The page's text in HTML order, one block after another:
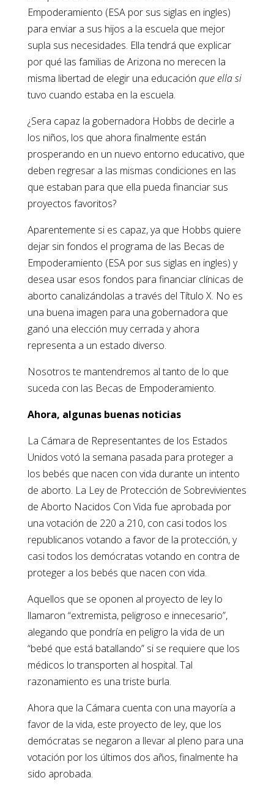
Empoderamiento (ESA por sus siglas en ingles)
para enviar a sus hijos a la escuela que mejor
supla sus necesidades. Ella tendrá que explicar
por qué las familias de Arizona no merecen la
misma libertad de elegir una educación que ella si
tuvo cuando estaba en la escuela.
¿Sera capaz la gobernadora Hobbs de decirle a
los niños, los que ahora finalmente están
prosperando en un nuevo entorno educativo, que
deben regresar a las mismas condiciones en las
que estaban para que ella pueda financiar sus
proyectos favoritos?
Aparentemente si es capaz, ya que Hobbs quiere
dejar sin fondos el programa de las Becas de
Empoderamiento (ESA por sus siglas en ingles) y
desea usar esos fondos para financiar clínicas de
aborto canalizándolas a través del Título X. No es
una buena imagen para una gobernadora que
ganó una elección muy cerrada y ahora
representa a un estado diverso.
Nosotros te mantendremos al tanto de lo que
suceda con las Becas de Empoderamiento.
Ahora, algunas buenas noticias
La Cámara de Representantes de los Estados
Unidos votó la semana pasada para proteger a
los bebés que nacen con vida durante un intento
de aborto. La Ley de Protección de Sobrevivientes
de Aborto Nacidos Con Vida fue aprobada por
una votación de 220 a 210, con casi todos los
republicanos votando a favor de la protección, y
casi todos los demócratas votando en contra de
proteger a los bebés que nacen con vida.
Aquellos que se oponen al proyecto de ley lo
llamaron “extremista, peligroso e innecesario”,
alegando que pondría en peligro la vida de un
“bebé que está batallando” si se requiere que los
médicos lo transporten al hospital. Tal
razonamiento es una triste burla.
Ahora que la Cámara cuenta con una mayoría a
favor de la vida, este proyecto de ley, que los
demócratas se negaron a llevar al pleno para una
votación por los últimos dos años, finalmente ha
sido aprobada.